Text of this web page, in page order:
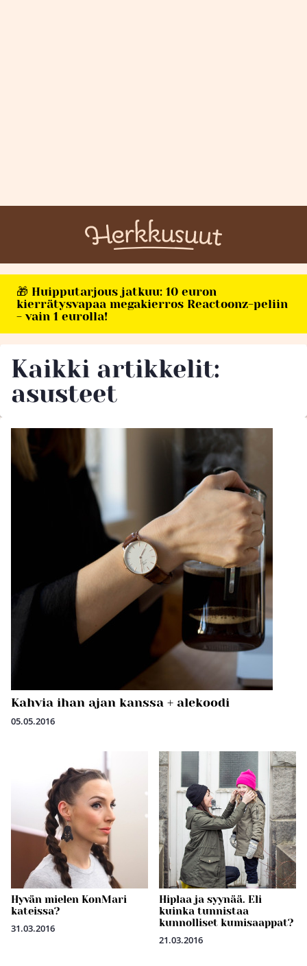
🎁 Huipputarjous jatkuu: 10 euron
kierrätysvapaa megakierros Reactoonz-peliin
- vain 1 eurolla!
Kaikki artikkelit:
asusteet
Kahvia ihan ajan kanssa + alekoodi
05.05.2016
Hyvän mielen KonMari
kateissa?
31.03.2016
Hiplaa ja syynää. Eli
kuinka tunnistaa
kunnolliset kumisaappat?
21.03.2016